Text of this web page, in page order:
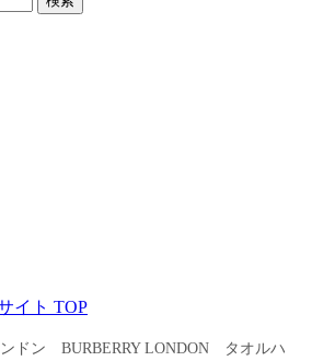
イト TOP
ンドン BURBERRY LONDON タオルハ